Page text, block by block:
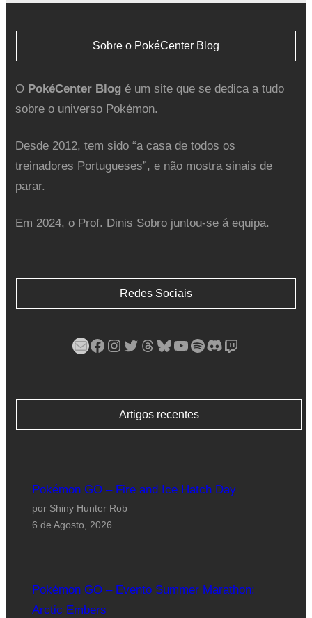
Sobre o PokéCenter Blog
O PokéCenter Blogé um site que se dedica a tudo
sobre o universo Pokémon.
Desde 2012, tem sido “a casa de todos os
treinadores Portugueses”, e não mostra sinais de
parar.
Em 2024, o Prof. Dinis Sobro juntou-se á equipa.
Redes Sociais
Mail Facebook Instagram Twitter Threads Bluesky YouTube Spotify Discord Twitch
Artigos recentes
Pokémon GO – Fire and Ice Hatch Day
por Shiny Hunter Rob
6 de Agosto, 2026
Pokémon GO – Evento Summer Marathon:
Arctic Embers